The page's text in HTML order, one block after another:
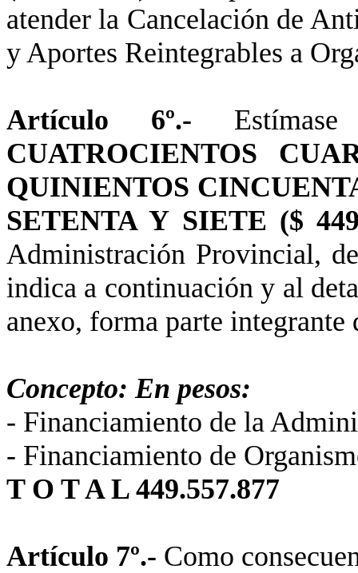
atenderla Cancelaciónde
y Aportes Reintegrables a
Artículo 6º.-
CUATROCIENTOS
QUINIENTOS
SETENTA Y SIETE ($
Administración Provincial,
indica a continuación y al
anexo, forma parte integrante
Concepto: En pesos:
- Financiamiento de la
- Financiamiento de
T O T A L 449.557.877
Artículo 7º.- Como